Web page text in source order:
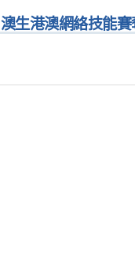
澳生港澳網絡技能